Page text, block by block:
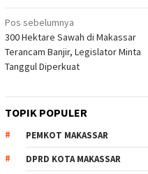
Navigasi
pos
Pos sebelumnya
300 Hektare Sawah di Makassar
Terancam Banjir, Legislator Minta
Tanggul Diperkuat
TOPIK POPULER
PEMKOT MAKASSAR
DPRD KOTA MAKASSAR